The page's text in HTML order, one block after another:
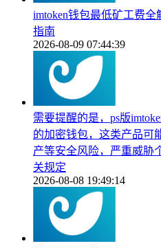
imtoken钱包最低矿工费
指南
2026-08-09 07:44:39
需要提醒的是，ps版
的加密钱包，这类产品可
产等安全风险，严重威胁
关规定
2026-08-08 19:49:14